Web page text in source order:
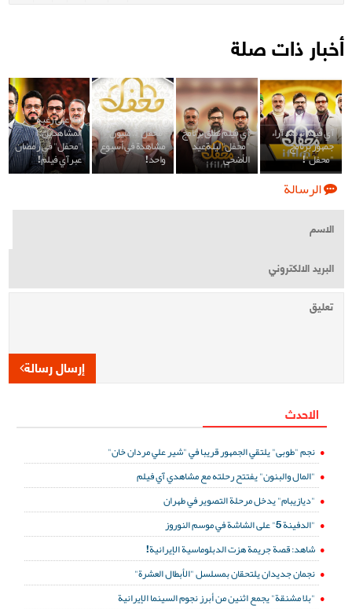
أخبار ذات صلة
آي فيلم ترصد آراء
جمهور برنامج
"محفل"!
آي فيلم تطلق برنامج
"محفل" ليلة عيد
الأضحى
"محفل".. مليون
مشاهدة في أسبوع
واحد!
بناءً على رغبة
المشاهدين..
"محفل" في رمضان
عبر آي فيلم!
الرسالة
إرسال رسالة
الاحدث
نجم "طوبى" يلتقي الجمهور قريبا في "شير علي مردان خان"
"المال والبنون" يفتتح رحلته مع مشاهدي آي فيلم
"ديازيبام" يدخل مرحلة التصوير في طهران
"الدفينة 5" على الشاشة في موسم النوروز
شاهد: قصة جريمة هزت الدبلوماسية الإيرانية!
نجمان جديدان يلتحقان بمسلسل "الأبطال العشرة"
"بلا مشنقة" يجمع اثنين من أبرز نجوم السينما الإيرانية